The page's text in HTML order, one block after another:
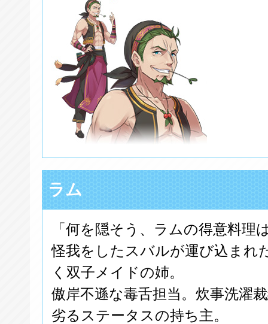
ラム
「何を隠そう、ラムの得意料理
怪我をしたスバルが運び込まれ
く双子メイドの姉。
傲岸不遜な毒舌担当。炊事洗濯
劣るステータスの持ち主。